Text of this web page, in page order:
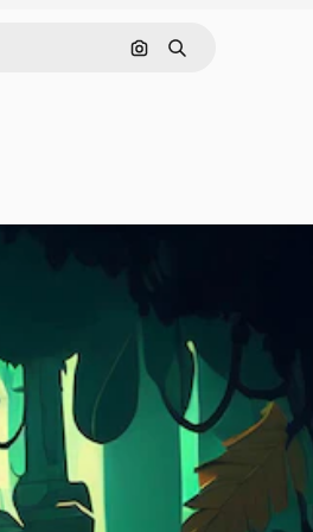
Pesquisar por imagem
Buscar